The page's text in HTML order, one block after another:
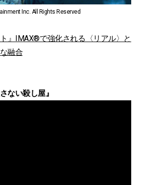
Inc. All Rights Reserved
』IMAX®で強化される〈リアル〉と
融合
ない殺し屋』